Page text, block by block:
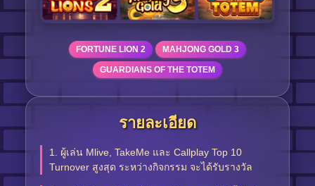
FORTUNE LION 2 MAHJONG GOLD 3
GUARDIANS OF THE TOTEM
รายละเอียด
1. ผู้เล่น Mlive, TakeMe และ Callplay Top 10
Turnover สูงสุด ระหว่างกิจกรรม จะได้รับรางวัล